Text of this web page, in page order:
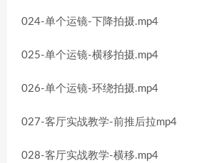
024-单个运镜-下降拍摄.mp4
025-单个运镜-横移拍摄.mp4
026-单个运镜-环绕拍摄.mp4
027-客厅实战教学-前推后拉mp4
028-客厅实战教学-横移.mp4